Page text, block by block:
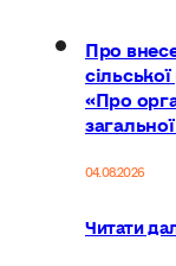
Про
«Про
04.08.2026
Читати